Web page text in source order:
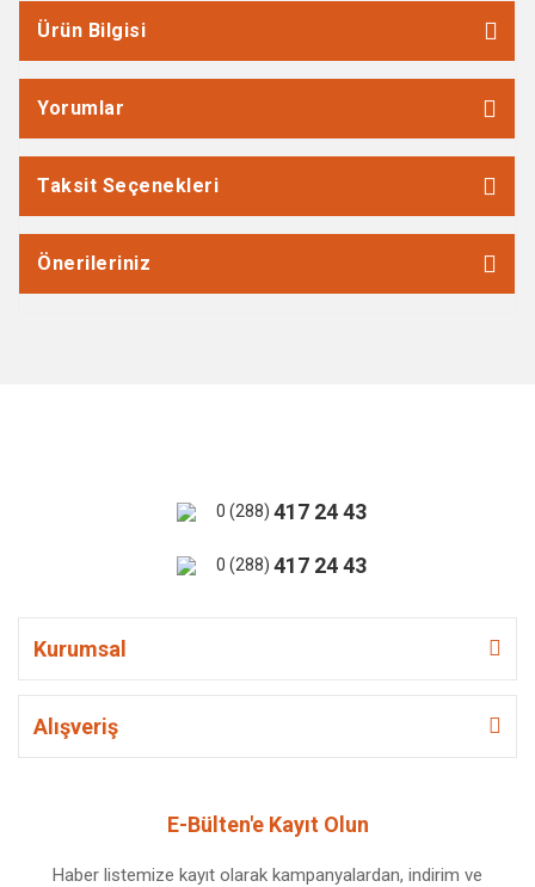
Ürün Bilgisi
Yorumlar
Taksit Seçenekleri
Önerileriniz
0 (288) 417 24 43
0 (288) 417 24 43
Kurumsal
Alışveriş
E-Bülten'e Kayıt Olun
Haber listemize kayıt olarak kampanyalardan, indirim ve